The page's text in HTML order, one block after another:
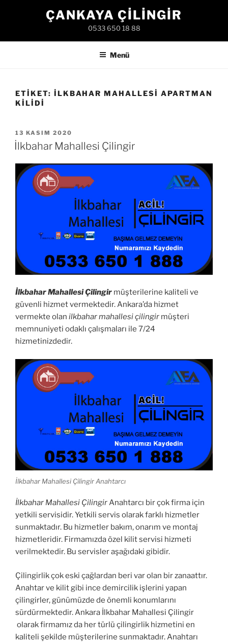
ÇANKAYA ÇILINGIR
0533 650 18 88
Menü
ETIKET: İLKBAHAR MAHALLESI APARTMAN
KILIDI
YAYIM
TARIHI
13 KASIM 2020
İlkbahar Mahallesi Çilingir
İlkbahar Mahallesi Çilingir müşterilerine kaliteli ve
güvenli hizmet vermektedir. Ankara’da hizmet
vermekte olan ilkbahar mahallesi çilingir müşteri
memnuniyeti odaklı çalışmaları ile 7/24
hizmetinizdedir.
İlkbahar Mahallesi Çilingir Anahtarcı
İlkbahar Mahallesi ÇilingirAnahtarcı bir çok firma için
yetkili servisidir. Yetkili servis olarak farklı hizmetler
sunmaktadır. Bu hizmetler bakım, onarım ve montaj
hizmetleridir. Firmamızda özel kilit servisi hizmeti
verilmektedir. Bu servisler aşağıdaki gibidir.
Çilingirlik çok eski çağlardan beri var olan bir zanaattır.
Anahtar ve kilit gibi ince demircilik işlerini yapan
çilingirler, günümüzde de önemli konumlarını
sürdürmektedir. Ankara İlkbahar Mahallesi Çilingir
olarak firmamız da her türlü çilingirlik hizmetini en
kaliteli şekilde müşterilerine sunmaktadır. Anahtarı